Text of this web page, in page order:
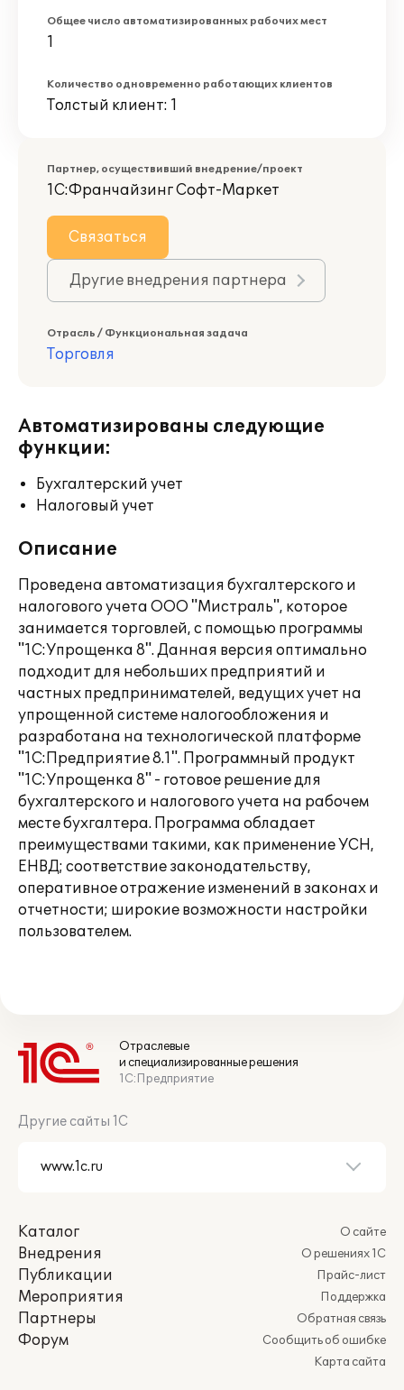
Общее число автоматизированных рабочих мест
1
Количество одновременно работающих клиентов
Толстый клиент: 1
Партнер, осуществивший внедрение/проект
1С:Франчайзинг Софт-Маркет
Связаться
Другие внедрения партнера
Отрасль / Функциональная задача
Торговля
Автоматизированы следующие
функции:
Бухгалтерский учет
Налоговый учет
Описание
Проведена автоматизация бухгалтерского и
налогового учета ООО "Мистраль", которое
занимается торговлей, с помощью программы
"1С:Упрощенка 8". Данная версия оптимально
подходит для небольших предприятий и
частных предпринимателей, ведущих учет на
упрощенной системе налогообложения и
разработана на технологической платформе
"1С:Предприятие 8.1". Программный продукт
"1С:Упрощенка 8" - готовое решение для
бухгалтерского и налогового учета на рабочем
месте бухгалтера. Программа обладает
преимуществами такими, как применение УСН,
ЕНВД; соответствие законодательству,
оперативное отражение изменений в законах и
отчетности; широкие возможности настройки
пользователем.
Отраслевые
и специализированные решения
1С:Предприятие
Другие сайты 1С
Каталог
Внедрения
Публикации
Мероприятия
Партнеры
Форум
О сайте
О решениях 1С
Прайс-лист
Поддержка
Обратная связь
Сообщить об ошибке
Карта сайта